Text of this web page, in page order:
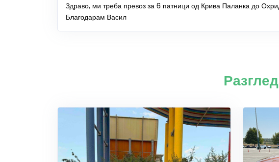
Здраво, ми треба превоз за 6 патници од Крива Паланка до
Благодарам Васил